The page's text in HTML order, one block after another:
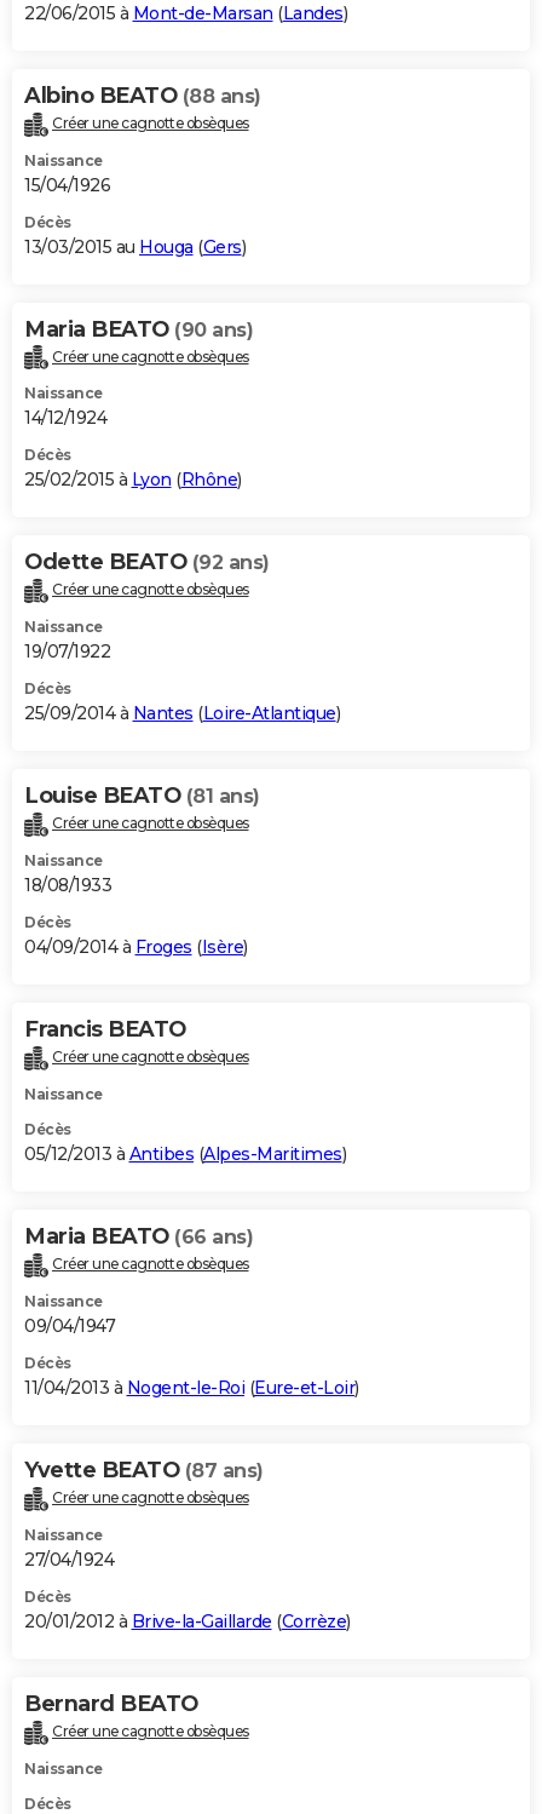
22/06/2015 à Mont-de-Marsan (Landes)
Albino BEATO (88 ans)
Créer une cagnotte obsèques
Naissance
15/04/1926
Décès
13/03/2015 au Houga (Gers)
Maria BEATO (90 ans)
Créer une cagnotte obsèques
Naissance
14/12/1924
Décès
25/02/2015 à Lyon (Rhône)
Odette BEATO (92 ans)
Créer une cagnotte obsèques
Naissance
19/07/1922
Décès
25/09/2014 à Nantes (Loire-Atlantique)
Louise BEATO (81 ans)
Créer une cagnotte obsèques
Naissance
18/08/1933
Décès
04/09/2014 à Froges (Isère)
Francis BEATO
Créer une cagnotte obsèques
Naissance
Décès
05/12/2013 à Antibes (Alpes-Maritimes)
Maria BEATO (66 ans)
Créer une cagnotte obsèques
Naissance
09/04/1947
Décès
11/04/2013 à Nogent-le-Roi (Eure-et-Loir)
Yvette BEATO (87 ans)
Créer une cagnotte obsèques
Naissance
27/04/1924
Décès
20/01/2012 à Brive-la-Gaillarde (Corrèze)
Bernard BEATO
Créer une cagnotte obsèques
Naissance
Décès